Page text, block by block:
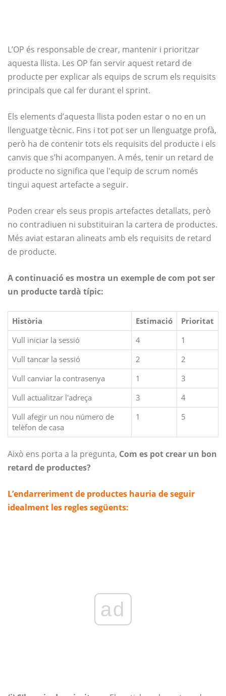
L’OP és responsable de crear, mantenir i prioritzar
aquesta llista. Les OP fan servir aquest retard de
producte per explicar als equips de scrum els requisits
principals que cal fer durant el sprint.
Els elements d’aquesta llista poden estar o no en un
llenguatge tècnic. Fins i tot pot ser un llenguatge profà,
però ha de contenir tots els requisits del producte i els
canvis que s’hi acompanyen. A més, tenir un retard de
producte no significa que l'equip de scrum només
tingui aquest artefacte a seguir.
Poden crear els seus propis artefactes detallats, però
no contradiuen ni substituiran la cartera de productes.
Més aviat estaran alineats amb els requisits de retard
de producte.
A continuació es mostra un exemple de com pot ser
un producte tardà típic:
Història Estimació
Prioritat
Vull iniciar la sessió
4
1
Vull tancar la sessió
2
2
Vull canviar la contrasenya
1
3
Vull actualitzar l'adreça
3
4
Vull afegir un nou número de
telèfon de casa
1 5
Això ens porta a la pregunta, Com es pot crear un bon
retard de productes?
L’endarreriment de productes hauria de seguir
idealment les regles següents:
ad